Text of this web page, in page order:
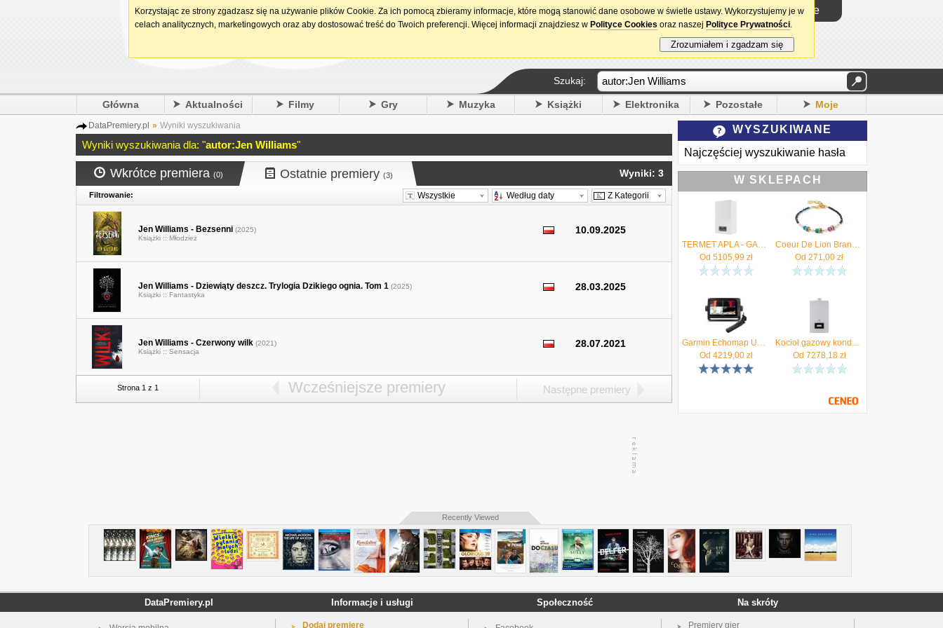
15. urodziny DataPremiery.pl Logowanie
Szukaj:
Główna Aktualności Filmy Gry Muzyka Książki Elektronika Pozostałe Moje
DataPremiery.pl » Wyniki wyszukiwania
Wyniki wyszukiwania dla: "autor:Jen Williams"
Wkrótce premiera (0) Ostatnie premiery (3) Wyniki: 3
Filtrowanie: Wszystkie Według daty Z Kategorii
Jen Williams - Bezsenni (2025)
Książki :: Młodzież
10.09.2025
Jen Williams - Dziewiąty deszcz. Trylogia Dzikiego ognia. Tom 1 (2025)
Książki :: Fantastyka
28.03.2025
Jen Williams - Czerwony wilk (2021)
Książki :: Sensacja
28.07.2021
Strona 1 z 1 Wcześniejsze premiery Następne premiery
WYSZUKIWANE
Najczęściej wyszukiwanie hasła
W SKLEPACH
TERMET APLA - GAZOWY, WISZĄCY KOCIOŁ KONDENSACYJNY, DWUFUNKCYJNY 25/30 KW - AUTORYZOWANY DYSTRYBUTOR !!!
Od 5105,99 zł
Coeur De Lion Bransoletka Sparkling Princess couture 4567/30-1550 | Dostawa 24h | Kod rabatowy: NASTART | Autoryzowany sklep | Oryginalne opakowanie
Od 271,00 zł
Garmin Echomap Uhd 92Sv Z Przetwornikiem Gt56Uhd-Tm 6 Salonów Firmowych Autoryzowany Partner
Od 4219,00zł
Kocioł gazowy kondensacyjny 2-funkcyjny MCR4 19/20 MI De Dietrich Autoryzowany Sprzedawca !!
Od 7278,18zł
Recently Viewed
DataPremiery.pl Informacje i usługi
Dodaj premierę
Społeczność Na skróty
Premiery gier
Korzystając ze strony zgadzasz się na używanie plików Cookie. Za ich pomocą zbieramy informacje, które mogą stanowić dane osobowe w świetle ustawy. Wykorzystujemy je w
celach analitycznych, marketingowych oraz aby dostosować treść do Twoich preferencji. Więcej informacji znajdziesz w Polityce Cookies oraz naszej Polityce Prywatności.
Zrozumiałem i zgadzam się